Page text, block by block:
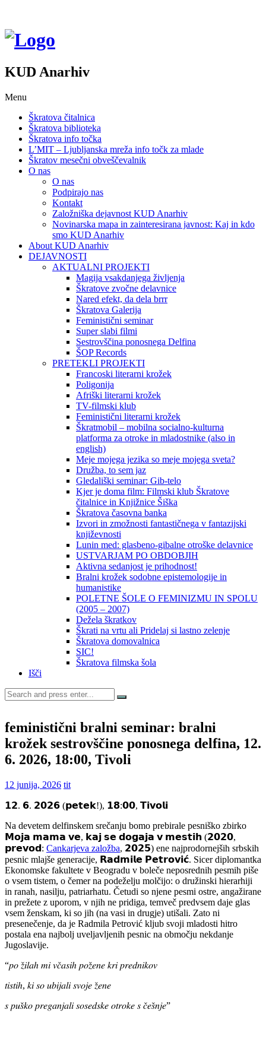
KUD Anarhiv
Menu
Škratova čitalnica
Škratova biblioteka
Škratova info točka
L’MIT – Ljubljanska mreža info točk za mlade
Škratov mesečni obveščevalnik
O nas
O nas
Podpirajo nas
Kontakt
Založniška dejavnost KUD Anarhiv
Novinarska mapa in zainteresirana javnost: Kaj in kdo
smo KUD Anarhiv
About KUD Anarhiv
DEJAVNOSTI
AKTUALNI PROJEKTI
Magija vsakdanjega življenja
Škratove zvočne delavnice
Nared efekt, da dela brrr
Škratova Galerija
Feministični seminar
Super slabi filmi
Sestrovščina ponosnega Delfina
ŠOP Records
PRETEKLI PROJEKTI
Francoski literarni krožek
Poligonija
Afriški literarni krožek
TV-filmski klub
Feministični literarni krožek
Škratmobil – mobilna socialno-kulturna
platforma za otroke in mladostnike (also in
english)
Meje mojega jezika so meje mojega sveta?
Družba, to sem jaz
Gledališki seminar: Gib-telo
Kjer je doma film: Filmski klub Škratove
čitalnice in Knjižnice Šiška
Škratova časovna banka
Izvori in zmožnosti fantastičnega v fantazijski
književnosti
Lunin med: glasbeno-gibalne otroške delavnice
USTVARJAM PO OBDOBJIH
Aktivna sedanjost je prihodnost!
Bralni krožek sodobne epistemologije in
humanistike
POLETNE ŠOLE O FEMINIZMU IN SPOLU
(2005 – 2007)
Dežela škratkov
Škrati na vrtu ali Pridelaj si lastno zelenje
Škratova domovalnica
SIC!
Škratova filmska šola
Išči
Search
for:
feministični bralni seminar: bralni
krožek sestrovščine ponosnega delfina, 12.
6. 2026, 18:00, Tivoli
12 junija, 2026 tit
𝟭𝟮. 𝟲. 𝟮𝟬𝟮𝟲 (𝗽𝗲𝘁𝗲𝗸!), 𝟭𝟴:𝟬𝟬, 𝗧𝗶𝘃𝗼𝗹𝗶
Na devetem delfinskem srečanju bomo prebirale pesniško zbirko
𝗠𝗼𝗷𝗮 𝗺𝗮𝗺𝗮 𝘃𝗲, 𝗸𝗮𝗷 𝘀𝗲 𝗱𝗼𝗴𝗮𝗷𝗮 𝘃 𝗺𝗲𝘀𝘁𝗶𝗵 (𝟮𝟬𝟮𝟬,
𝗽𝗿𝗲𝘃𝗼𝗱: Cankarjeva založba, 𝟮𝟬𝟮𝟱) ene najprodornejših srbskih
pesnic mlajše generacije, 𝗥𝗮𝗱𝗺𝗶𝗹𝗲 𝗣𝗲𝘁𝗿𝗼𝘃𝗶𝗰́. Sicer diplomantka
Ekonomske fakultete v Beogradu v boleče neposrednih pesmih piše
o vsem tistem, o čemer na podeželju molčijo: o družinski hierarhiji
in ranah, nasilju, patriarhatu. Četudi so njene pesmi ostre, angažirane
in prežete z uporom, v njih ne pridiga, temveč predvsem daje glas
vsem ženskam, ki so jih (na vasi in drugje) utišali. Zato ni
presenečenje, da je Radmila Petrović kljub svoji mladosti hitro
postala ena najbolj uveljavljenih pesnic na območju nekdanje
Jugoslavije.
“𝑝𝑜 𝑧̌𝑖𝑙𝑎ℎ 𝑚𝑖 𝑣𝑐̌𝑎𝑠𝑖ℎ 𝑝𝑜𝑧̌𝑒𝑛𝑒 𝑘𝑟𝑖 𝑝𝑟𝑒𝑑𝑛𝑖𝑘𝑜𝑣
𝑡𝑖𝑠𝑡𝑖ℎ, 𝑘𝑖 𝑠𝑜 𝑢𝑏𝑖𝑗𝑎𝑙𝑖 𝑠𝑣𝑜𝑗𝑒 𝑧̌𝑒𝑛𝑒
𝑠 𝑝𝑢𝑠̌𝑘𝑜 𝑝𝑟𝑒𝑔𝑎𝑛𝑗𝑎𝑙𝑖 𝑠𝑜𝑠𝑒𝑑𝑠𝑘𝑒 𝑜𝑡𝑟𝑜𝑘𝑒 𝑠 𝑐̌𝑒𝑠̌𝑛𝑗𝑒”